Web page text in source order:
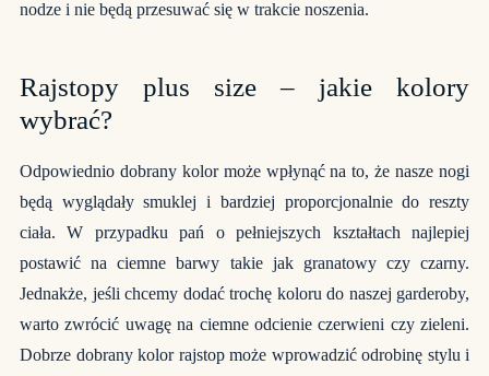
nodze i nie będą przesuwać się w trakcie noszenia.
Rajstopy plus size – jakie kolory
wybrać?
Odpowiednio dobrany kolor może wpłynąć na to, że nasze nogi
będą wyglądały smuklej i bardziej proporcjonalnie do reszty
ciała. W przypadku pań o pełniejszych kształtach najlepiej
postawić na ciemne barwy takie jak granatowy czy czarny.
Jednakże, jeśli chcemy dodać trochę koloru do naszej garderoby,
warto zwrócić uwagę na ciemne odcienie czerwieni czy zieleni.
Dobrze dobrany kolor rajstop może wprowadzić odrobinę stylu i